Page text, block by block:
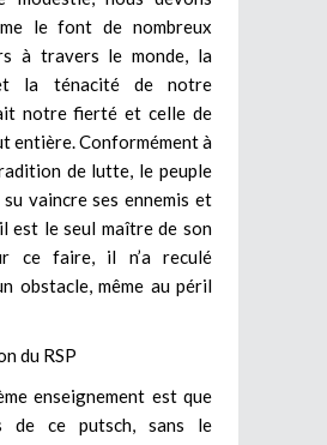
le font de nombreux
à travers le monde, la
la ténacité de notre
notre fierté et celle de
entière. Conformément à
de lutte, le peuple
vaincre ses ennemis et
est le seul maître de son
ce faire, il n’a reculé
obstacle, même au péril
du RSP
enseignement est que
de ce putsch, sans le